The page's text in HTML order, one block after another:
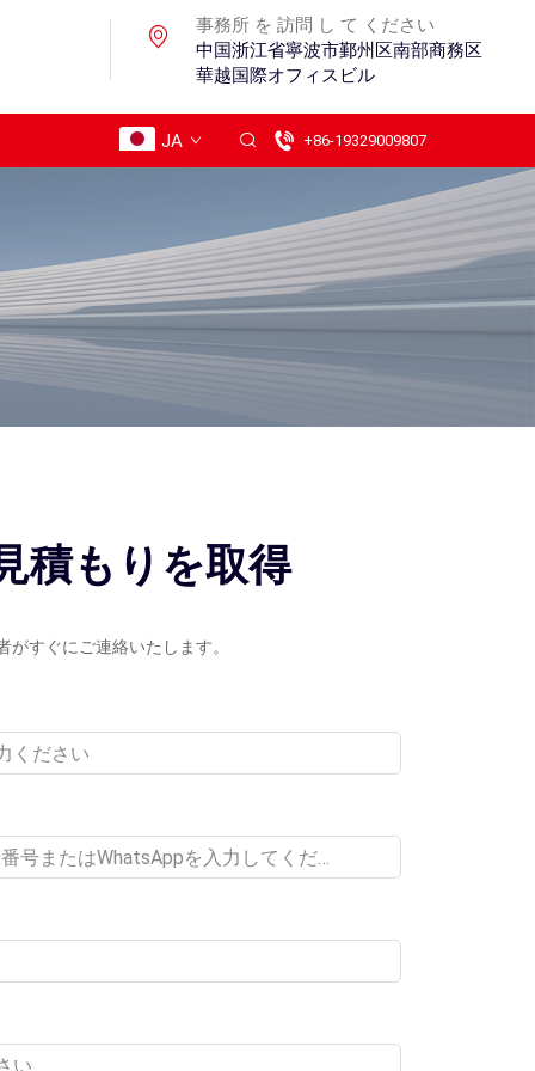
事務所 を 訪問 し て ください
中国浙江省寧波市鄞州区南部商務区
華越国際オフィスビル
JA +86-19329009807
積もりを取得
がすぐにご連絡いたします。